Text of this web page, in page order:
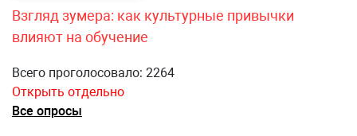
Взгляд зумера: как культурные привычки
влияют на обучение
Всего проголосовало: 2264
Открыть отдельно
Все опросы